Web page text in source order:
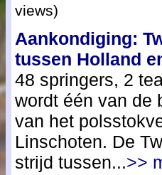
views)
Aankondiging:
tussen Holland
48 springers, 2
wordt één van de
van het
Linschoten. De
strijd tussen...>>